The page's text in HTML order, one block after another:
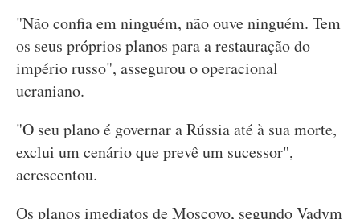
"Não confia em ninguém, não ouve ninguém. Tem
os seus próprios planos para a restauração do
império russo", assegurou o operacional
ucraniano.
"O seu plano é governar a Rússia até à sua morte,
exclui um cenário que prevê um sucessor",
acrescentou.
Os planos imediatos de Moscovo, segundo Vadym